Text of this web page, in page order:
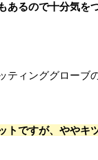
あるので十分気を
ティンググローブ
トですが、ややキ